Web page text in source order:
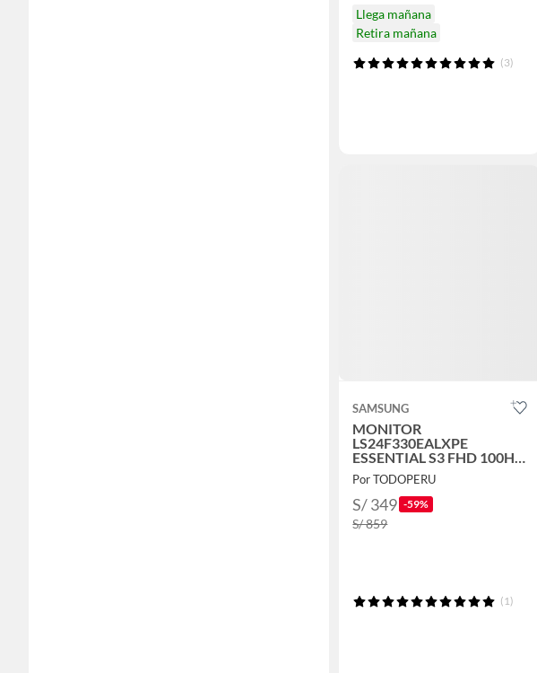
Llega mañana
Retira mañana
(3)
SAMSUNG
MONITOR
LS24F330EALXPE
ESSENTIAL S3 FHD 100HZ
24
Por TODOPERU
S/ 349 -59%
S/ 859
(1)